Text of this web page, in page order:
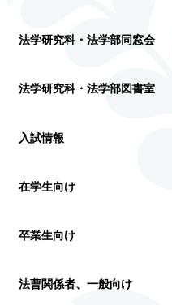
法学研究科・法学部同窓会
法学研究科・法学部図書室
入試情報
在学生向け
卒業生向け
法曹関係者、一般向け